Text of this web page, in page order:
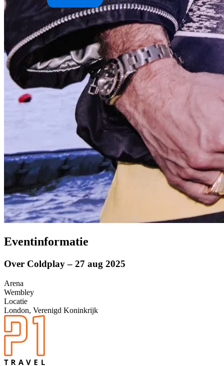
Eventinformatie
Over Coldplay – 27 aug 2025
Arena
Wembley
Locatie
London, Verenigd Koninkrijk